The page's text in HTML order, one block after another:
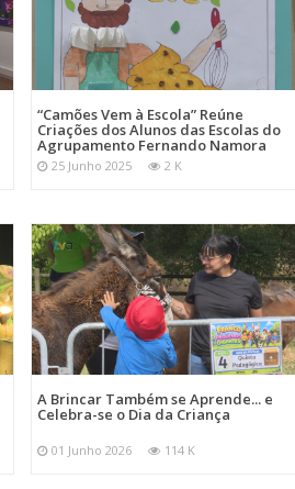
“Camões Vem à Escola” Reúne
Criações dos Alunos das Escolas do
Agrupamento Fernando Namora
25 Junho 2025 2 K
A Brincar Também se Aprende... e
Celebra-se o Dia da Criança
01 Junho 2026 114 K